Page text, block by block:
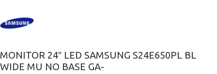
MONITOR 24″ LED SAMSUNG S24E650PL BL
WIDE MU NO BASE GA-